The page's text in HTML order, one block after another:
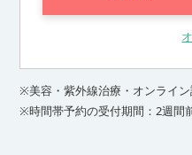
※美容・紫外線治療・オンライン
※時間帯予約の受付期間：2週間